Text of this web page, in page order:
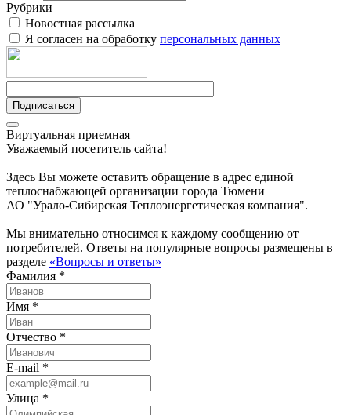
Рубрики
Новостная рассылка
Я согласен на обработку персональных данных
Подписаться
Виртуальная приемная
Уважаемый посетитель сайта!
Здесь Вы можете оставить обращение в адрес единой
теплоснабжающей организации города Тюмени
АО "Урало-Сибирская Теплоэнергетическая компания".
Мы внимательно относимся к каждому сообщению от
потребителей. Ответы на популярные вопросы размещены в
разделе «Вопросы и ответы»
Фамилия *
Имя *
Отчество *
E-mail *
Улица *